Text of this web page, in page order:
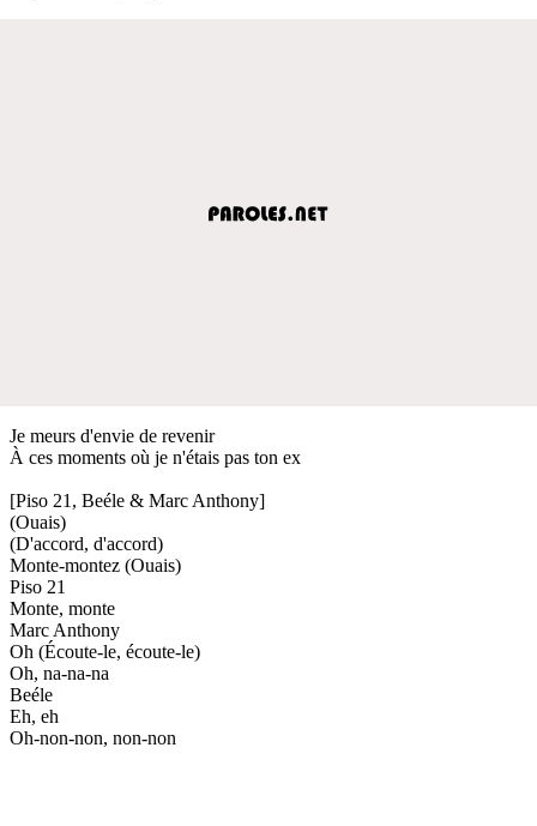
Je meurs d'envie de revenir
À ces moments où je n'étais pas ton ex
[Piso 21, Beéle & Marc Anthony]
(Ouais)
(D'accord, d'accord)
Monte-montez (Ouais)
Piso 21
Monte, monte
Marc Anthony
Oh (Écoute-le, écoute-le)
Oh, na-na-na
Beéle
Eh, eh
Oh-non-non, non-non